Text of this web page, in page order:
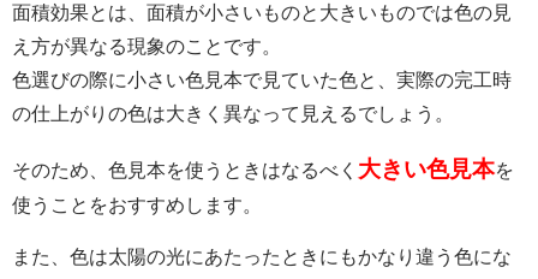
面積効果とは、面積が小さいものと大きいものでは色の見
え方が異なる現象のことです。
色選びの際に小さい色見本で見ていた色と、実際の完工時
の仕上がりの色は大きく異なって見えるでしょう。
そのため、色見本を使うときはなるべく 大きい色見本を
使うことをおすすめします。
また、色は太陽の光にあたったときにもかなり違う色にな